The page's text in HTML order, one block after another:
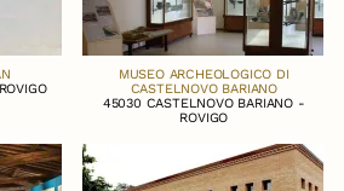
MUSEO ARCHEOLOGICO DI
CASTELNOVO BARIANO
45030 CASTELNOVO BARIANO -
ROVIGO